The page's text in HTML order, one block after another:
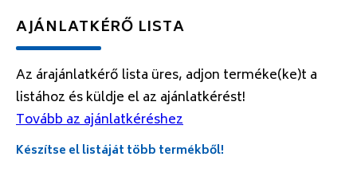
AJÁNLATKÉRŐ LISTA
Az árajánlatkérő lista üres, adjon terméke(ke)t a
listához és küldje el az ajánlatkérést!
Tovább az ajánlatkéréshez
Készítse el listáját több termékből!